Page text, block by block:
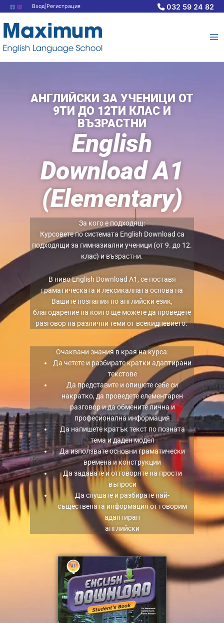
Skip
content
Вход|Регистрация 032 59 24 82
АНГЛИЙСКИ ЗА УЧЕНИЦИ ОТ
9ТИ ДО 12ТИ КЛАС И
ВЪЗРАСТНИ
English
Download A1
(Elementary)
За кого е подходящ:
Курсовете по системата English Download са
подходящи за гимназиални ученици (от 9. до 12.
клас) и възрастни.
В ниво English Download A1, се поставя
граматическата и лексикалната основа на
Вашите познания по английски език,
благодарение на които ще можете да проведете
разговор на различни теми от всекидневието.
Очаквани знания в края на курса:
Да четете и разбирате кратки адаптирани
текстове
Да представите и опишете себе си
накратко, да проведете елементарен
разговор и да обмените лична и
професионална информация
Да напишете кратък текст по позната
тема и даден модел
Да използвате основни граматически
времена и конструкции
Да задавате и отговоряте на прости
въпроси
Да слушате и разбирате най-
съществената информация от говорим
адаптиран
английски